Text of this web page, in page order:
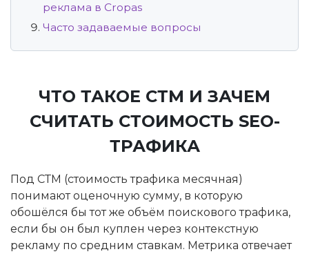
реклама в Cropas
Часто задаваемые вопросы
ЧТО ТАКОЕ СТМ И ЗАЧЕМ
СЧИТАТЬ СТОИМОСТЬ SEO-
ТРАФИКА
Под СТМ (стоимость трафика месячная)
понимают оценочную сумму, в которую
обошёлся бы тот же объём поискового трафика,
если бы он был куплен через контекстную
рекламу по средним ставкам. Метрика отвечает